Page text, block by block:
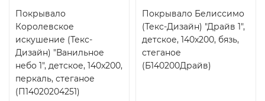
Покрывало
Королевское
искушение (Текс-
Дизайн) "Ванильное
небо 1", детское, 140x200,
перкаль, стеганое
(П14020204251)
Покрывало Белиссимо
(Текс-Дизайн) "Драйв 1",
детское, 140x200, бязь,
стеганое
(Б140200Драйв)